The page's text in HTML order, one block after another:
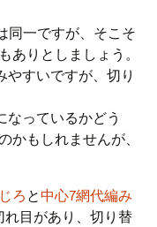
同一ですが、そこそ
ありとしましょう。
やすいですが、切り
なっているかどう
かもしれませんが、
ろ と中心7網代編み
目があり、切り替